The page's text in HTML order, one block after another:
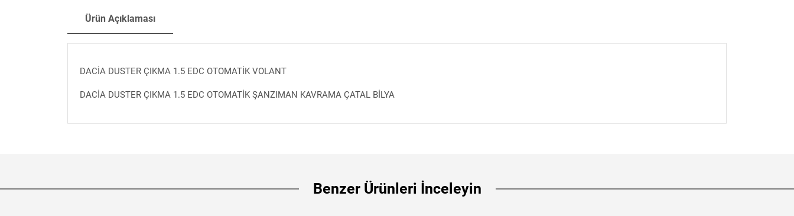
Ürün Açıklaması
DACİA DUSTER ÇIKMA 1.5 EDC OTOMATİK VOLANT
DACİA DUSTER ÇIKMA 1.5 EDC OTOMATİK ŞANZIMAN KAVRAMA ÇATAL BİLYA
Benzer Ürünleri İnceleyin